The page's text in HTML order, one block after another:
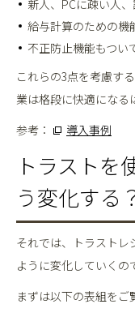
新人、PCに疎い人
給与計算のための機
不正防止機能もつい
これらの3点を考慮す
業は格段に快適になる
参考：
導入事例
トラストを
う変化する
それでは、トラストレ
ように変化していくの
まずは以下の表組をご